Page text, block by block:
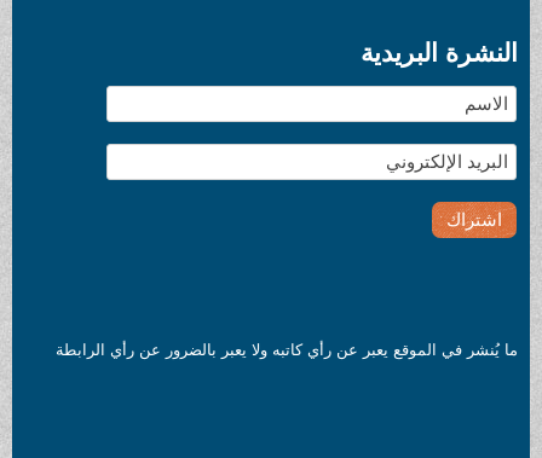
النشرة البريدية
ما يُنشر في الموقع يعبر عن رأي كاتبه ولا يعبر بالضرور عن رأي الرابطة